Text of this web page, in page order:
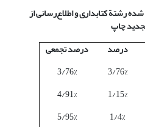
شده رشتة کتابداری و اطلاع‌رسانی از
چاپ
درصد
درصد تجمعی
3/76%
3/76%
1/15%
4/91%
1/4%
5/95%